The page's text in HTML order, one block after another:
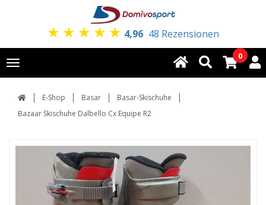
★ ★ ★ ★ ★ 4,96 48 Rezensionen
Toggle
navigation
0
E-Shop Basar
Basar-Skischuhe
Bazaar Skischuhe Dalbello Cx Equipe R2